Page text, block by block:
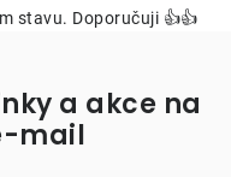
stavu. Doporučuji 👍👍
a akce na
mail